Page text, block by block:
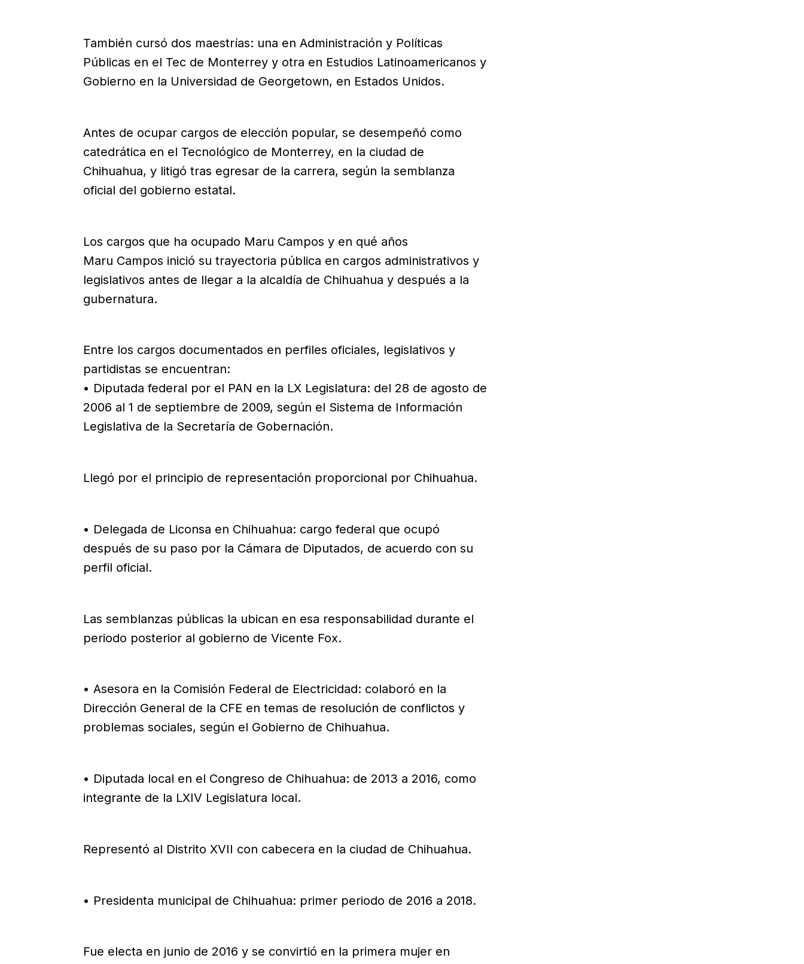
También cursó dos maestrías: una en Administración y Políticas
Públicas en el Tec de Monterrey y otra en Estudios Latinoamericanos y
Gobierno en la Universidad de Georgetown, en Estados Unidos.
Antes de ocupar cargos de elección popular, se desempeñó como
catedrática en el Tecnológico de Monterrey, en la ciudad de
Chihuahua, y litigó tras egresar de la carrera, según la semblanza
oficial del gobierno estatal.
Los cargos que ha ocupado Maru Campos y en qué años
Maru Campos inició su trayectoria pública en cargos administrativos y
legislativos antes de llegar a la alcaldía de Chihuahua y después a la
gubernatura.
Entre los cargos documentados en perfiles oficiales, legislativos y
partidistas se encuentran:
• Diputada federal por el PAN en la LX Legislatura: del 28 de agosto de
2006 al 1 de septiembre de 2009, según el Sistema de Información
Legislativa de la Secretaría de Gobernación.
Llegó por el principio de representación proporcional por Chihuahua.
• Delegada de Liconsa en Chihuahua: cargo federal que ocupó
después de su paso por la Cámara de Diputados, de acuerdo con su
perfil oficial.
Las semblanzas públicas la ubican en esa responsabilidad durante el
periodo posterior al gobierno de Vicente Fox.
• Asesora en la Comisión Federal de Electricidad: colaboró en la
Dirección General de la CFE en temas de resolución de conflictos y
problemas sociales, según el Gobierno de Chihuahua.
• Diputada local en el Congreso de Chihuahua: de 2013 a 2016, como
integrante de la LXIV Legislatura local.
Representó al Distrito XVII con cabecera en la ciudad de Chihuahua.
• Presidenta municipal de Chihuahua: primer periodo de 2016 a 2018.
Fue electa en junio de 2016 y se convirtió en la primera mujer en